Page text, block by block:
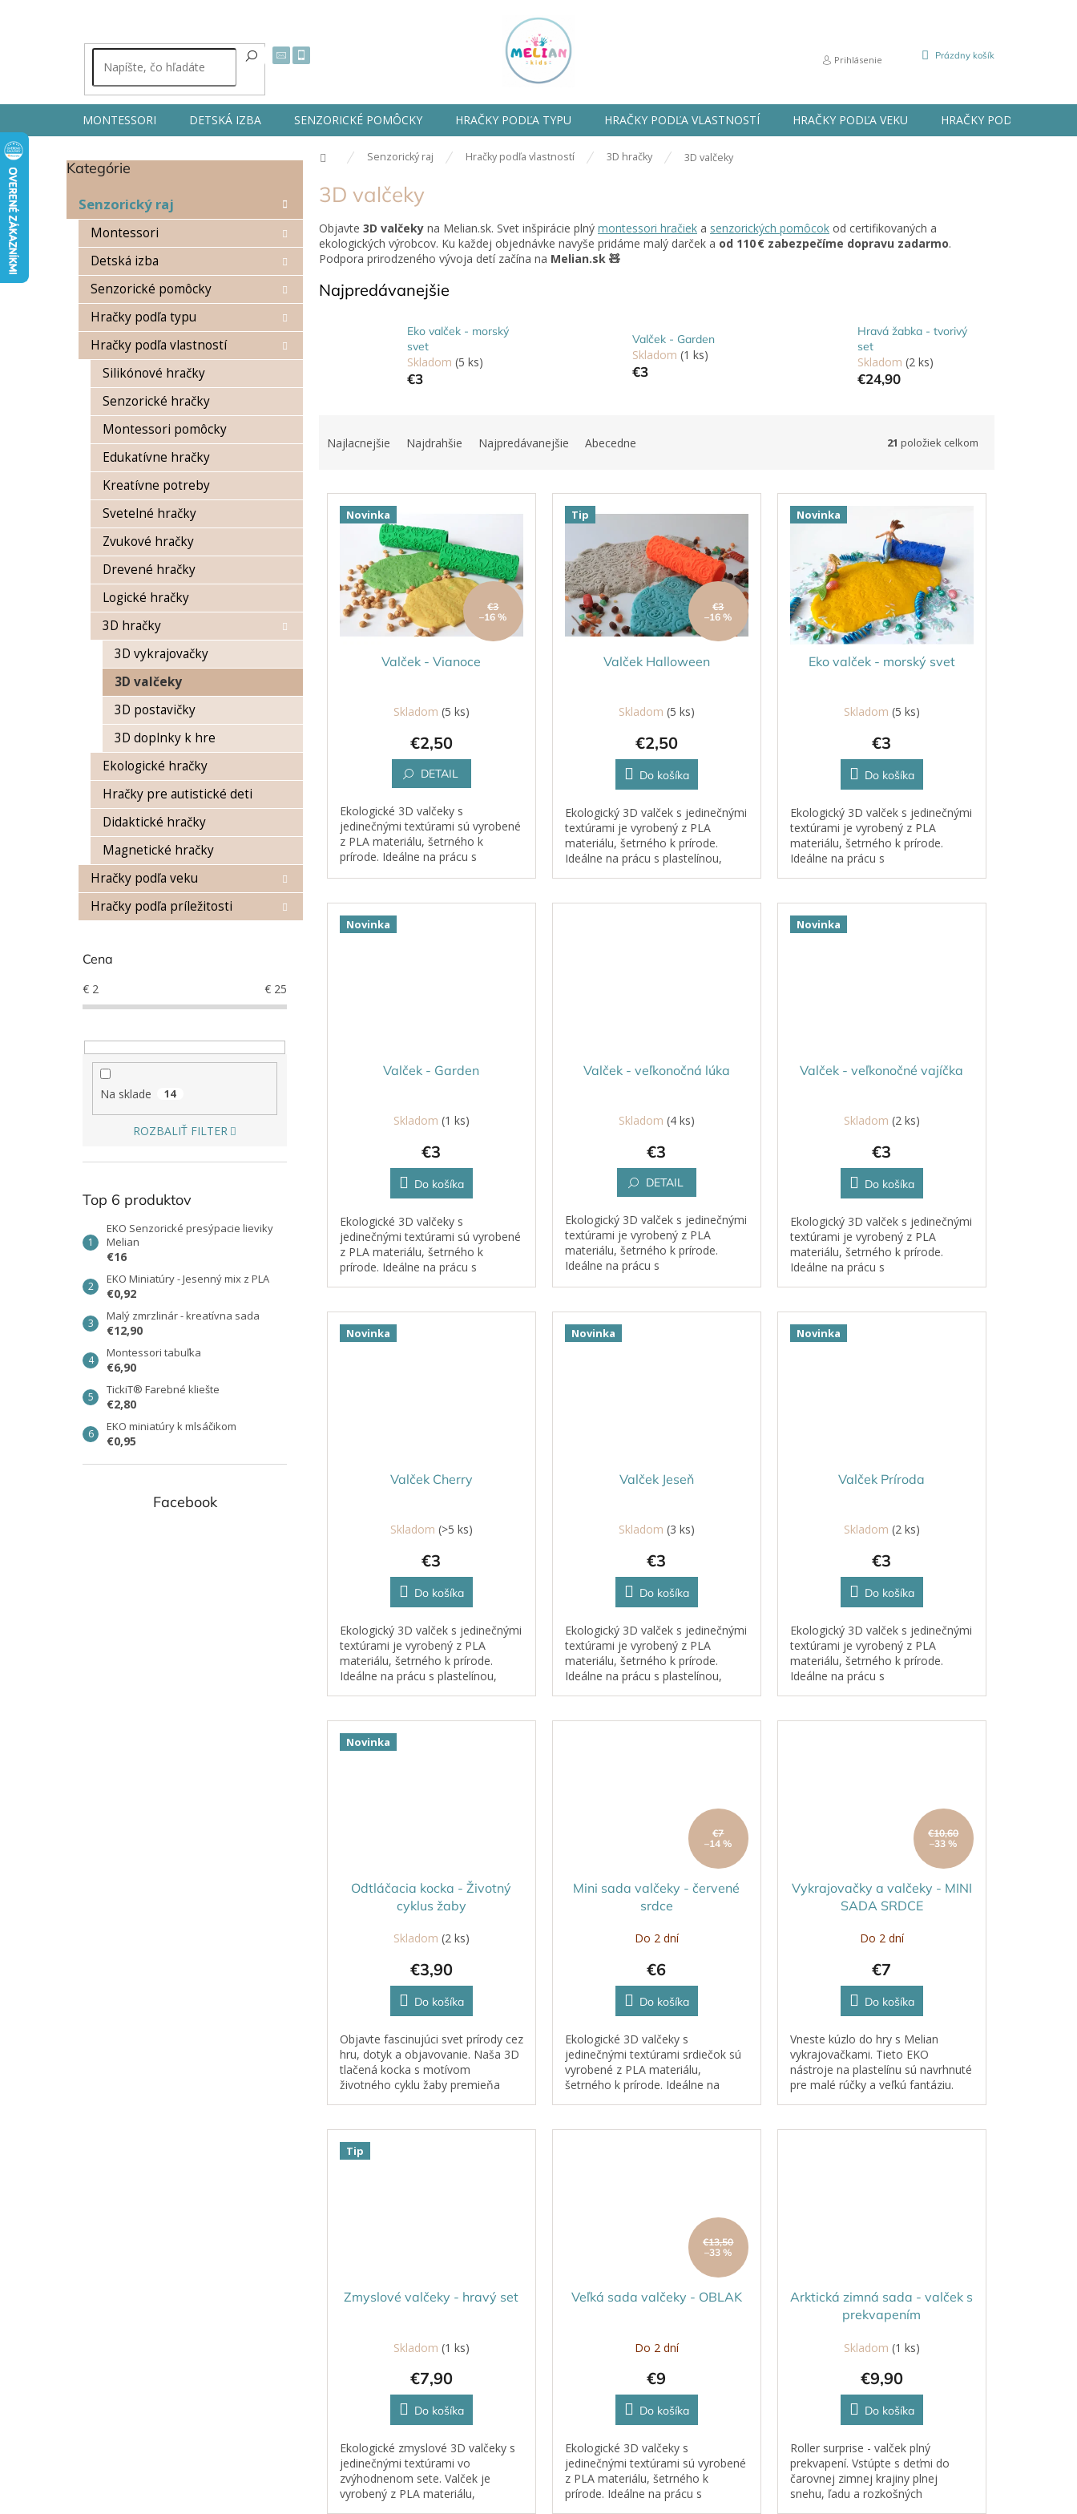
Prihlásenie
NÁKUPNÝ
Prázdny košík
MONTESSORI DETSKÁ IZBA SENZORICKÉ POMÔCKY HRAČKY PODĽA TYPU HRAČKY PODĽA VLASTNOSTÍ HRAČKY PODĽA VEKU HRAČKY PODĽA
Domov Senzorický raj Hračky podľa vlastností 3D hračky 3D valčeky
B
Preskočiť
Kategórie
Senzorický raj
Montessori
Detská izba
Senzorické pomôcky
Hračky podľa typu
Hračky podľa vlastností
Silikónové hračky
Senzorické hračky
Montessori pomôcky
Edukatívne hračky
Kreatívne potreby
Svetelné hračky
Zvukové hračky
Drevené hračky
Logické hračky
3D hračky
3D vykrajovačky
3D valčeky
3D postavičky
3D doplnky k hre
Ekologické hračky
Hračky pre autistické deti
Didaktické hračky
Magnetické hračky
Hračky podľa veku
Hračky podľa príležitosti
Cena
€ 2 € 25
Na sklade 14
ROZBALIŤ FILTER
Top 6 produktov
EKO Senzorické presýpacie lieviky
Melian
€16
EKO Miniatúry - Jesenný mix z PLA
€0,92
Malý zmrzlinár - kreatívna sada
€12,90
Montessori tabuľka
€6,90
TickiT® Farebné kliešte
€2,80
EKO miniatúry k mlsáčikom
€0,95
Facebook
3D valčeky
Objavte 3D valčeky na Melian.sk. Svet inšpirácie plný montessori hračiek a senzorických pomôcok od certifikovaných a
ekologických výrobcov. Ku každej objednávke navyše pridáme malý darček a od 110 € zabezpečíme dopravu zadarmo.
Podpora prirodzeného vývoja detí začína na Melian.sk 🧸
Najpredávanejšie
Eko valček - morský
svet
Skladom (5 ks)
€3
Valček - Garden
Skladom (1 ks)
€3
Hravá žabka - tvorivý
set
Skladom (2 ks)
€24,90
n
Najlacnejšie Najdrahšie Najpredávanejšie Abecedne 21 položiek celkom
V
Novinka
€3
–16 %
Valček - Vianoce
Skladom (5 ks)
€2,50
DETAIL
Ekologické 3D valčeky s
jedinečnými textúrami sú vyrobené
z PLA materiálu, šetrného k
prírode. Ideálne na prácu s
Tip
€3
–16 %
Valček Halloween
Skladom (5 ks)
€2,50
Do košíka
Ekologický 3D valček s jedinečnými
textúrami je vyrobený z PLA
materiálu, šetrného k prírode.
Ideálne na prácu s plastelínou,
Novinka
Eko valček - morský svet
Skladom (5 ks)
€3
Do košíka
Ekologický 3D valček s jedinečnými
textúrami je vyrobený z PLA
materiálu, šetrného k prírode.
Ideálne na prácu s
Novinka
Valček - Garden
Skladom (1 ks)
€3
Do košíka
Ekologické 3D valčeky s
jedinečnými textúrami sú vyrobené
z PLA materiálu, šetrného k
prírode. Ideálne na prácu s
Valček - veľkonočná lúka
Skladom (4 ks)
€3
DETAIL
Ekologický 3D valček s jedinečnými
textúrami je vyrobený z PLA
materiálu, šetrného k prírode.
Ideálne na prácu s
Novinka
Valček - veľkonočné vajíčka
Skladom (2 ks)
€3
Do košíka
Ekologický 3D valček s jedinečnými
textúrami je vyrobený z PLA
materiálu, šetrného k prírode.
Ideálne na prácu s
Novinka
Valček Cherry
Skladom (>5 ks)
€3
Do košíka
Ekologický 3D valček s jedinečnými
textúrami je vyrobený z PLA
materiálu, šetrného k prírode.
Ideálne na prácu s plastelínou,
Novinka
Valček Jeseň
Skladom (3 ks)
€3
Do košíka
Ekologický 3D valček s jedinečnými
textúrami je vyrobený z PLA
materiálu, šetrného k prírode.
Ideálne na prácu s plastelínou,
Novinka
Valček Príroda
Skladom (2 ks)
€3
Do košíka
Ekologický 3D valček s jedinečnými
textúrami je vyrobený z PLA
materiálu, šetrného k prírode.
Ideálne na prácu s
Novinka
Odtláčacia kocka - Životný
cyklus žaby
Skladom (2 ks)
€3,90
Do košíka
Objavte fascinujúci svet prírody cez
hru, dotyk a objavovanie. Naša 3D
tlačená kocka s motívom
životného cyklu žaby premieňa
kocky...
€7
–14 %
Mini sada valčeky - červené
srdce
Do 2 dní
€6
Do košíka
Ekologické 3D valčeky s
jedinečnými textúrami srdiečok sú
vyrobené z PLA materiálu,
šetrného k prírode. Ideálne na
€10,60
–33 %
Vykrajovačky a valčeky - MINI
SADA SRDCE
Do 2 dní
€7
Do košíka
Vneste kúzlo do hry s Melian
vykrajovačkami. Tieto EKO
nástroje na plastelínu sú navrhnuté
pre malé rúčky a veľkú fantáziu.
dobrodružstvo....
Tip
Zmyslové valčeky - hravý set
Skladom (1 ks)
€7,90
Do košíka
Ekologické zmyslové 3D valčeky s
jedinečnými textúrami vo
zvýhodnenom sete. Valček je
vyrobený z PLA materiálu,
€13,50
–33 %
Veľká sada valčeky - OBLAK
Do 2 dní
€9
Do košíka
Ekologické 3D valčeky s
jedinečnými textúrami sú vyrobené
z PLA materiálu, šetrného k
prírode. Ideálne na prácu s
Arktická zimná sada - valček s
prekvapením
Skladom (1 ks)
€9,90
Do košíka
Roller surprise - valček plný
prekvapení. Vstúpte s deťmi do
čarovnej zimnej krajiny plnej
snehu, ľadu a rozkošných